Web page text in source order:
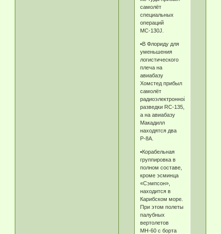
самолёт
специальных
операций
МС-130J.
▪️В Флориду для
уменьшения
логистического
плеча на
авиабазу
Хомстед прибыл
самолёт
радиоэлектронной
разведки RC-135,
а на авиабазу
Макадилл
находятся два
Р-8А.
▪️Корабельная
группировка в
полном составе,
кроме эсминца
«Сэмпсон»,
находится в
Карибском море.
При этом полеты
палубных
вертолетов
МН-60 с борта